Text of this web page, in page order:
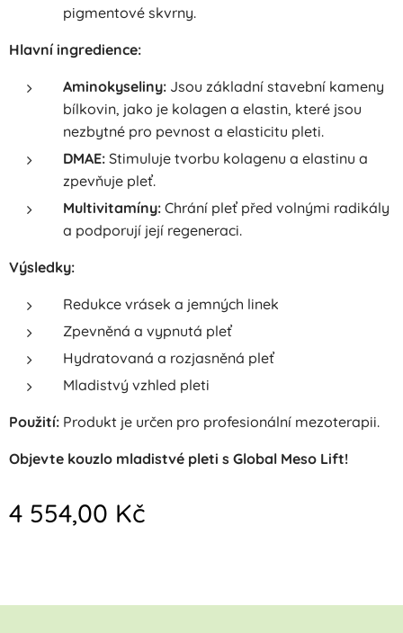
pigmentové skvrny.
Hlavní ingredience:
Aminokyseliny: Jsou základní stavební kameny
bílkovin, jako je kolagen a elastin, které jsou
nezbytné pro pevnost a elasticitu pleti.
DMAE: Stimuluje tvorbu kolagenu a elastinu a
zpevňuje pleť.
Multivitamíny: Chrání pleť před volnými radikály
a podporují její regeneraci.
Výsledky:
Redukce vrásek a jemných linek
Zpevněná a vypnutá pleť
Hydratovaná a rozjasněná pleť
Mladistvý vzhled pleti
Použití: Produkt je určen pro profesionální mezoterapii.
Objevte kouzlo mladistvé pleti s Global Meso Lift!
4 554,00 Kč